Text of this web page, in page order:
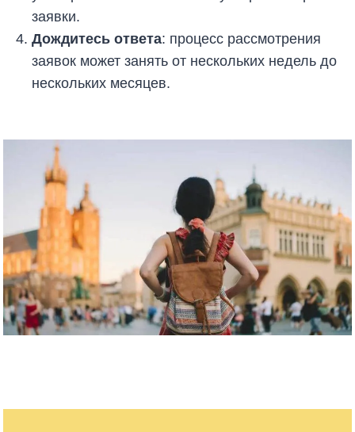
заявки.
Дождитесь ответа: процесс рассмотрения
заявок может занять от нескольких недель до
нескольких месяцев.